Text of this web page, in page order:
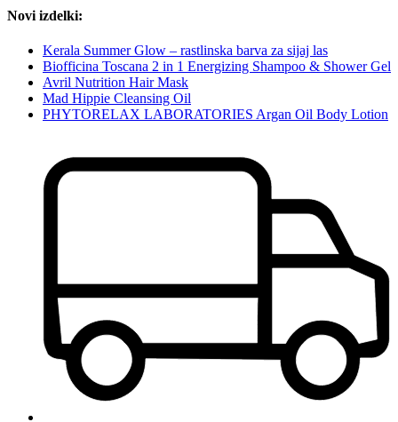
Novi izdelki:
Kerala Summer Glow – rastlinska barva za sijaj las
Biofficina Toscana 2 in 1 Energizing Shampoo & Shower Gel
Avril Nutrition Hair Mask
Mad Hippie Cleansing Oil
PHYTORELAX LABORATORIES Argan Oil Body Lotion